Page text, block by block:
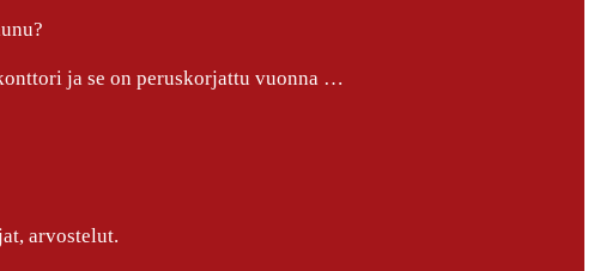
ja se on peruskorjattu vuonna …
arvostelut.